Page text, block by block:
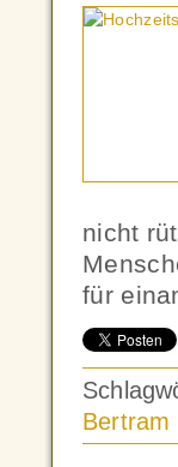
nicht
für
Bertram